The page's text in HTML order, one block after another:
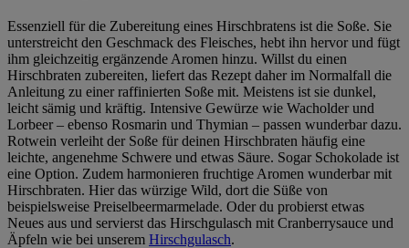
Essenziell für die Zubereitung eines Hirschbratens ist die Soße. Sie
unterstreicht den Geschmack des Fleisches, hebt ihn hervor und fügt
ihm gleichzeitig ergänzende Aromen hinzu. Willst du einen
Hirschbraten zubereiten, liefert das Rezept daher im Normalfall die
Anleitung zu einer raffinierten Soße mit. Meistens ist sie dunkel,
leicht sämig und kräftig. Intensive Gewürze wie Wacholder und
Lorbeer – ebenso Rosmarin und Thymian – passen wunderbar dazu.
Rotwein verleiht der Soße für deinen Hirschbraten häufig eine
leichte, angenehme Schwere und etwas Säure. Sogar Schokolade ist
eine Option. Zudem harmonieren fruchtige Aromen wunderbar mit
Hirschbraten. Hier das würzige Wild, dort die Süße von
beispielsweise Preiselbeermarmelade. Oder du probierst etwas
Neues aus und servierst das Hirschgulasch mit Cranberrysauce und
Äpfeln wie bei unserem Hirschgulasch.